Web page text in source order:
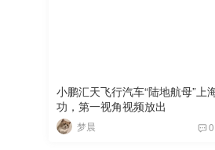
小鹏汇天飞行汽车“陆地航母”上
功，第一视角视频放出
梦晨 0